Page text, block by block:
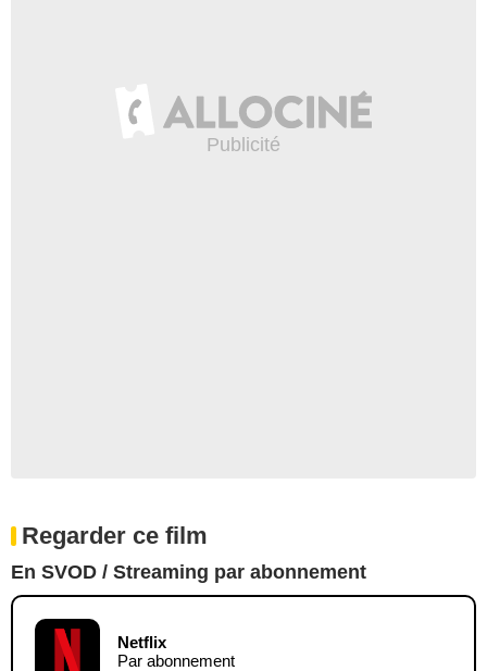
Regarder ce film
En SVOD / Streaming par abonnement
Netflix
Par abonnement